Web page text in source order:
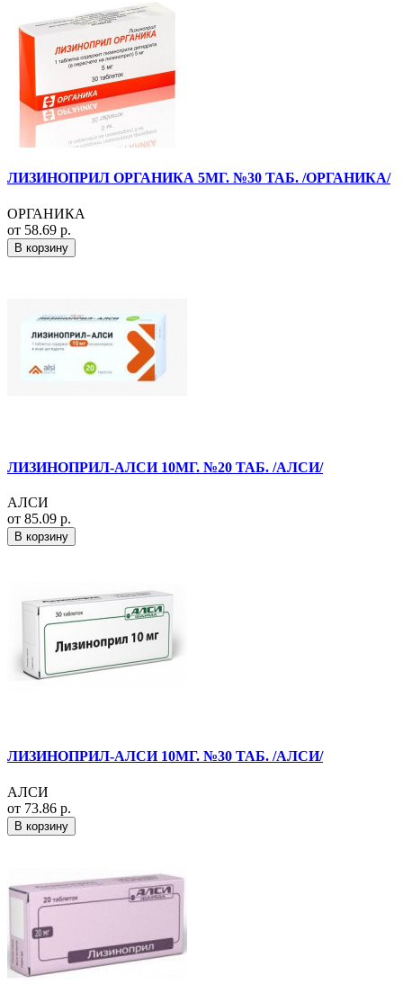
ЛИЗИНОПРИЛ ОРГАНИКА 5МГ. №30 ТАБ. /ОРГАНИКА/
ОРГАНИКА
от 58.69 р.
В корзину
ЛИЗИНОПРИЛ-АЛСИ 10МГ. №20 ТАБ. /АЛСИ/
АЛСИ
от 85.09 р.
В корзину
ЛИЗИНОПРИЛ-АЛСИ 10МГ. №30 ТАБ. /АЛСИ/
АЛСИ
от 73.86 р.
В корзину